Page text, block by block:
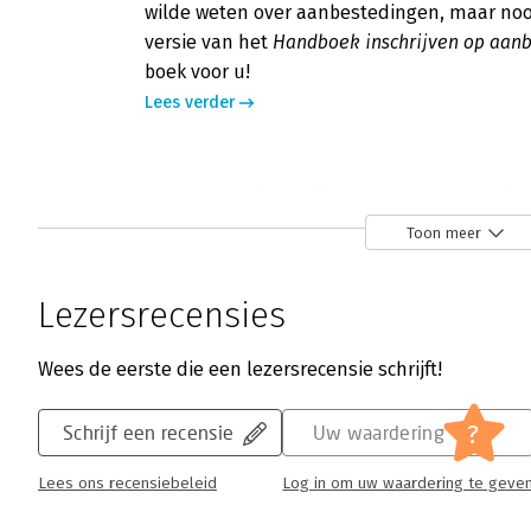
wilde weten over aanbestedingen, maar
versie van het Handboek inschrijven op
boek voor u!
Lees verder
Peter Streefkerk | 12 juni 2015
aanbesteden. Toch is er slechts weinig - in
literatuur beschikbaar om het MKB wegwijs
aanbestedingswetgeving en de daaruit
gemopper en inefficiënte inspanningen
resultaten. Met het ‘Handboek inschrijven
Siertsema die leemte voor een deel in,
‘Succesvol inschrijven op aanbestedingen’
Toon meer
Lezersrecensies
Wees de eerste die een lezersrecensie schrijft!
Schrijf een recensie
Lees ons recensiebeleid
Uw waardering ?
Log in om uw waardering te geven